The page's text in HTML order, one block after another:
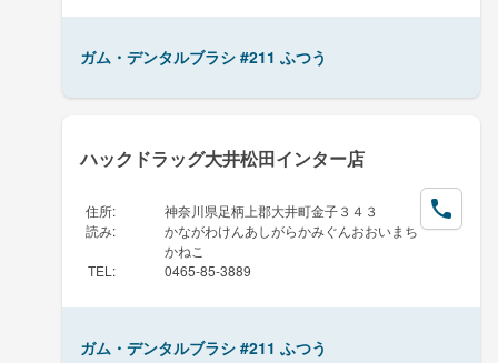
ガム・デンタルブラシ #211 ふつう
ハックドラッグ大井松田インター店
住所:
神奈川県足柄上郡大井町金子３４３
読み:
かながわけんあしがらかみぐんおおいまち
かねこ
TEL : 0465-85-3889
ガム・デンタルブラシ #211 ふつう